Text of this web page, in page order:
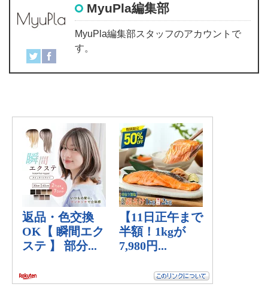
MyuPla編集部
MyuPla編集部スタッフのアカウントで
す。